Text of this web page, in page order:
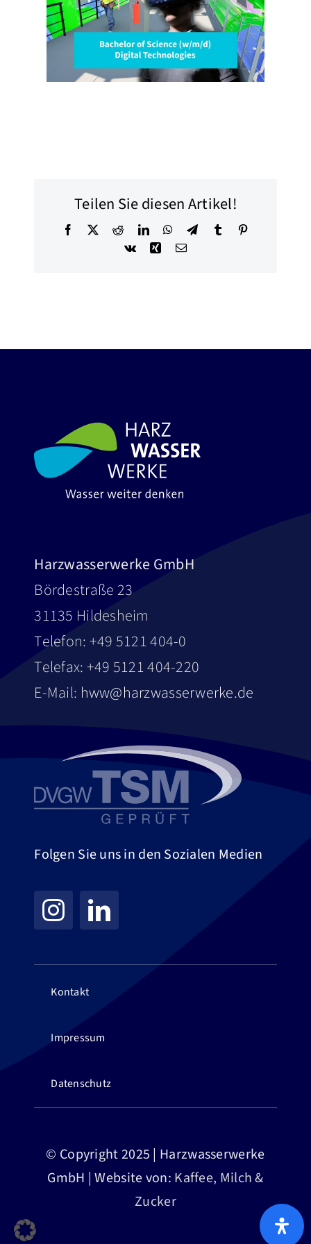
Teilen Sie diesen Artikel!
Facebook RedditLinkedInWhatsApp
TelegramTumblr
Vk
XingE-
Harzwasserwerke GmbH
Bördestraße 23
31135 Hildesheim
Telefon: +49 5121 404-0
Telefax: +49 5121 404-220
E-Mail: hww@harzwasserwerke.de
Folgen Sie uns in den Sozialen Medien
Kontakt
Impressum
Datenschutz
© Copyright 2025 | Harzwasserwerke
GmbH | Website von: Kaffee, Milch &
Zucker